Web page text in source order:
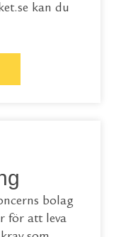
kan du
bolag
för att leva